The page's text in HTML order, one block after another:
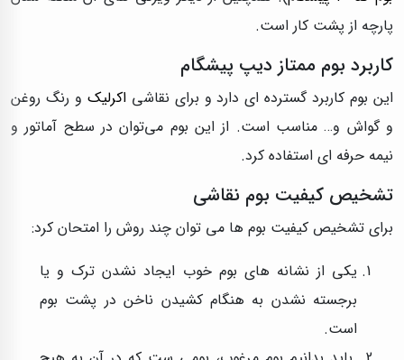
پارچه از پشت کار است.
کاربرد بوم ممتاز دیپ پیشگام
این بوم کاربرد گسترده ای دارد و برای نقاشیاکرلیک و رنگ روغن
و گواش و… مناسب است. از این بوم می‌توان در سطح آماتور و
نیمه حرفه ای استفاده کرد.
تشخیص کیفیت بوم نقاشی
برای تشخیص کیفیت بوم ها می توان چند روش را امتحان کرد:
یکی از نشانه های بوم خوب ایجاد نشدن ترک و یا
برجسته نشدن به هنگام کشیدن ناخن در پشت بوم
است.